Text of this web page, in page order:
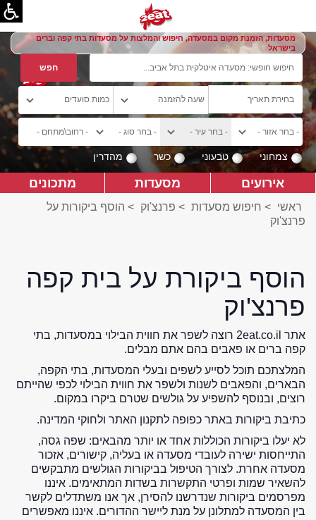
מסעדות, הזמנת מקום במסעדה, חיפוש והמלצות על מסעדות בתי קפה וברים
בישראל
צמחוני טבעוני כשר מהדרין
אירועים מסעדות מתכונים
ראשי > חיפוש מסעדות > פרנצ'וק > הוסף ביקורות על
פרנצ'וק
הוסף ביקורת על בית קפה
פרנצ'וק
אתר 2eat.co.il רוצה לשפר את חווית הבילוי במסעדות, בתי
קפה ברים או פאבים בהם אתם מבלים.
המלצתכם תוכל לסייע לשפים ובעלי המסעדות, בתי הקפה,
הבארים, והפאבים לשנות ולשפר את חווית הבילוי לכפי שהייתם
רוצים, ובנוסף להשפיע על גולשים שטרם ביקרו במקום.
כתיבת ביקורות באתר כפופה לתקנון האתר ולחוקי המדינה.
לא יעלו ביקורות הכוללות אחד או יותר מהבאים: שפה גסה,
התייחסות ישירה לעובדי מסעדה או בעליה, קישורים, אזכור
מסעדה אחרת. לצורך הטיפול בביקורות הגולשים מתבקשים
להשאיר שמות ופרטי התקשרות בשדות המתאימים. איננו
מפרסמים ביקורות שנדרשנו להסירן, אך אנו משתדלים לקשר
בין המסעדה למתלונן על מנת ליישר ההדורים. איננו מאפשרים